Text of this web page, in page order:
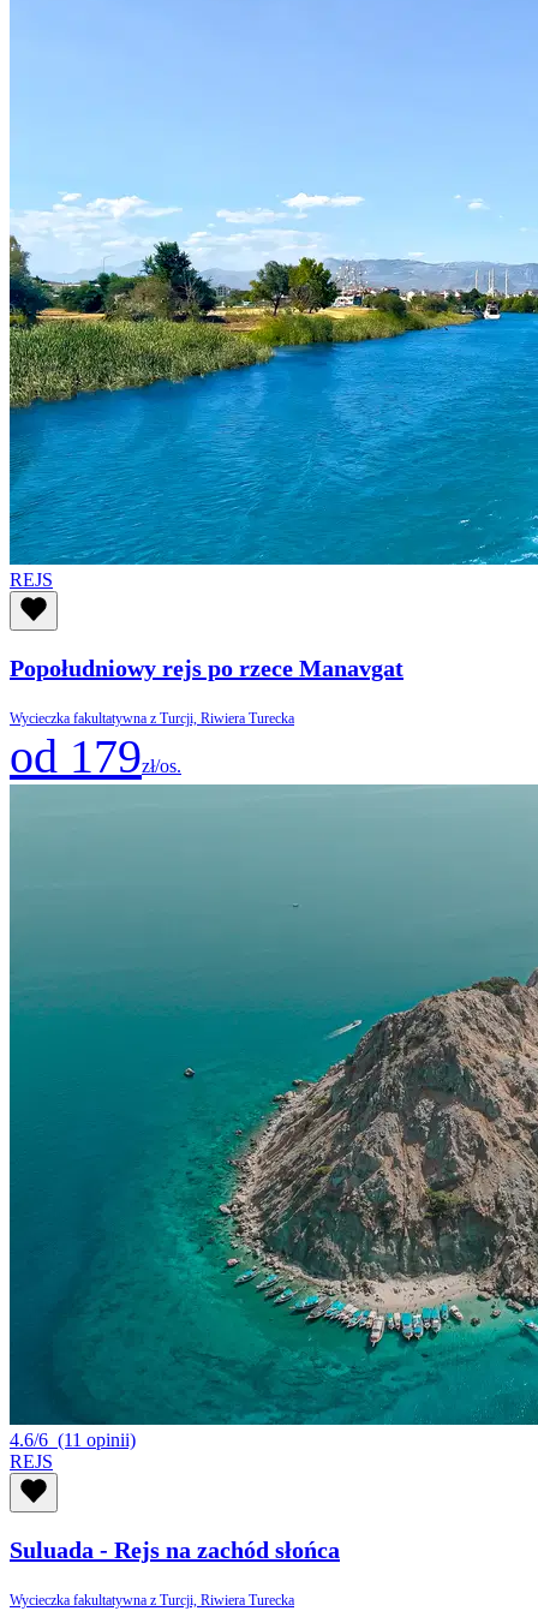
REJS
Popołudniowy rejs po rzece Manavgat
Wycieczka fakultatywna z Turcji, Riwiera Turecka
od 179zł/os.
4.6/6 (11 opinii)
REJS
Suluada - Rejs na zachód słońca
Wycieczka fakultatywna z Turcji, Riwiera Turecka